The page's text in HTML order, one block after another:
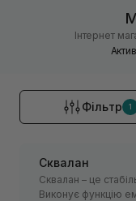
Інтернет
Фільтр 1
Сквалан
Сквалан – це
Виконує функцію